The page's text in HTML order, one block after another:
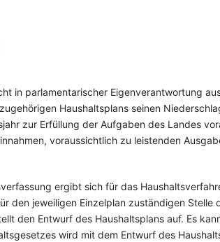
in parlamentarischer Eigenverantwortung
Haushaltsplans seinen
zur Erfüllung der Aufgaben des Landes
voraussichtlich zu leistenden
ergibt sich für das
den jeweiligen Einzelplan zuständigen
den Entwurf des Haushaltsplans auf. Es
wird mit dem Entwurf des